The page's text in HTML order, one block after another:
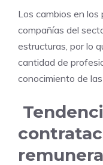
Los cambios en
compañías del
estructuras, por lo
cantidad de
conocimiento de